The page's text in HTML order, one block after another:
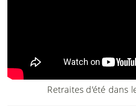
Retraites d'été dans